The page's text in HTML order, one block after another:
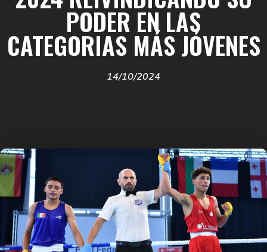
PODER EN LAS
CATEGORIAS MÁS JÓVENES
14/10/2024